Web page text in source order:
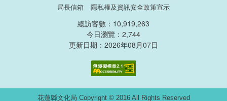
局長信箱
隱私權及資訊安全政策宣示
總訪客數：10,919,263
今日瀏覽：2,744
更新日期：2026年08月07日
花蓮縣文化局 Copyright © 2016 All Rights Reserved